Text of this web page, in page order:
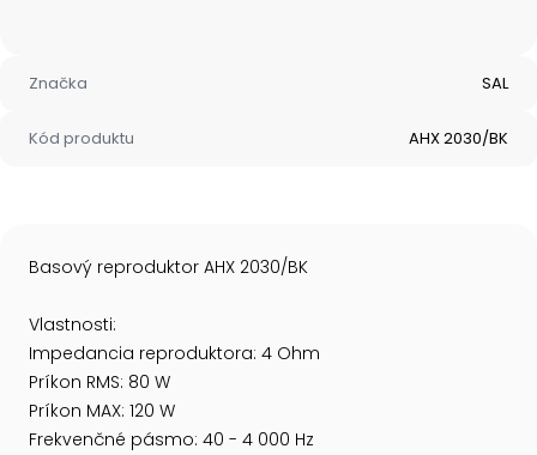
Značka SAL
Kód produktu AHX 2030/BK
Basový reproduktor AHX 2030/BK
Vlastnosti:
Impedancia reproduktora: 4 Ohm
Príkon RMS: 80 W
Príkon MAX: 120 W
Frekvenčné pásmo: 40 - 4 000 Hz